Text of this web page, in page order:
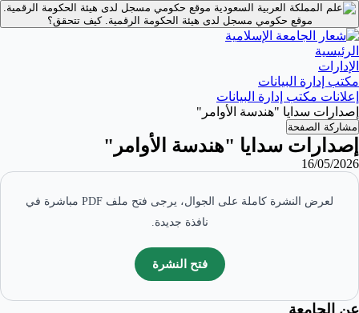
موقع حكومي مسجل لدى هيئة الحكومة الرقمية.
موقع حكومي مسجل لدى هيئة الحكومة الرقمية.كيف تتحقق؟
الرئيسية
الإدارات
مكتب إدارة البيانات
إعلانات مكتب إدارة البيانات
إصدارات سدايا "هندسة الأوامر"
مشاركة الصفحة
إصدارات سدايا "هندسة الأوامر"
16/05/2026
لعرض النشرة كاملة على الجوال، يرجى فتح ملف PDF مباشرة في
نافذة جديدة.
فتح النشرة
عن الجامعة